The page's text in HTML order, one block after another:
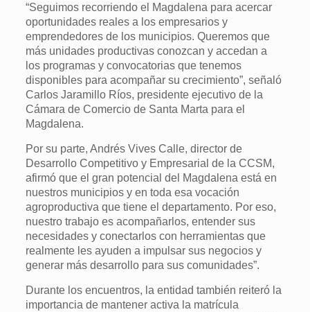
“Seguimos recorriendo el Magdalena para acercar
oportunidades reales a los empresarios y
emprendedores de los municipios. Queremos que
más unidades productivas conozcan y accedan a
los programas y convocatorias que tenemos
disponibles para acompañar su crecimiento”, señaló
Carlos Jaramillo Ríos, presidente ejecutivo de la
Cámara de Comercio de Santa Marta para el
Magdalena.
Por su parte, Andrés Vives Calle, director de
Desarrollo Competitivo y Empresarial de la CCSM,
afirmó que el gran potencial del Magdalena está en
nuestros municipios y en toda esa vocación
agroproductiva que tiene el departamento. Por eso,
nuestro trabajo es acompañarlos, entender sus
necesidades y conectarlos con herramientas que
realmente les ayuden a impulsar sus negocios y
generar más desarrollo para sus comunidades”.
Durante los encuentros, la entidad también reiteró la
importancia de mantener activa la matrícula